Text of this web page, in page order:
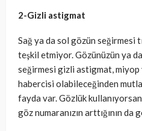
2-Gizli astigmat
Sağ ya da sol gözün seğirmesi
teşkil etmiyor. Gözünüzün ya
seğirmesi gizli astigmat,
habercisi olabileceğinden
fayda var. Gözlük
göz numaranızın arttığının